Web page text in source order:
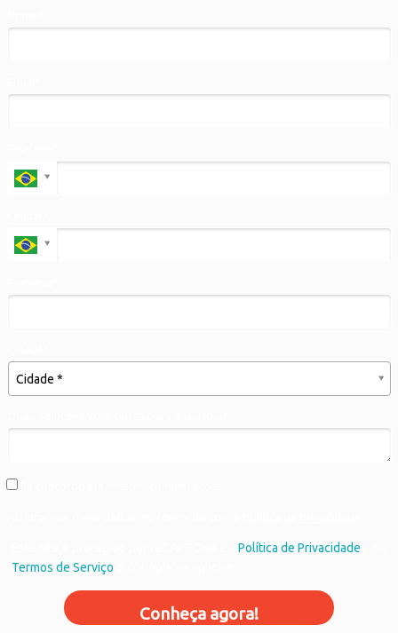
Cidade *
Política de Privacidade
Termos de Serviço
Conheça agora!